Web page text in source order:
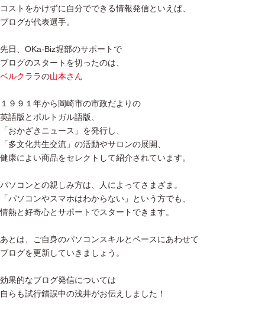
コストをかけずに自分でできる情報発信といえば、
ブログが代表選手。
先日、OKa-Biz堀部のサポートで
ブログのスタートを切ったのは、
ベルクララの山本さん
１９９１年から岡崎市の市政だよりの
英語版とポルトガル語版、
「おかざきニュース」を発行し、
「多文化共生交流」の活動やサロンの展開、
健康によい商品をセレクトして紹介されています。
パソコンとの親しみ方は、人によってさまざま。
「パソコンやスマホはわからない」という方でも、
情熱と好奇心とサポートでスタートできます。
あとは、ご自身のパソコンスキルとペースにあわせて
ブログを更新していきましょう。
効果的なブログ発信については
自らも試行錯誤中の浅井がお伝えしました！